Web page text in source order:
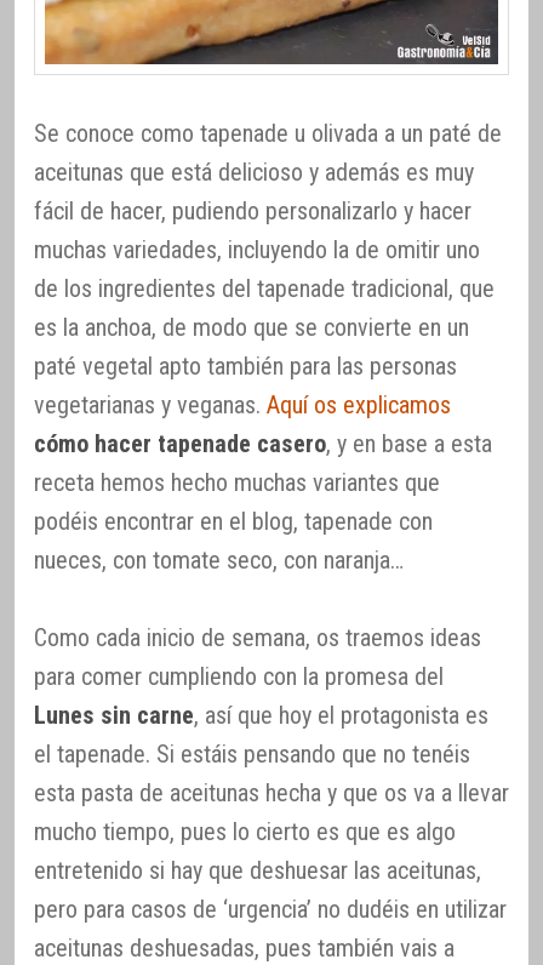
Se conoce como tapenade u olivada a un paté de
aceitunas que está delicioso y además es muy
fácil de hacer, pudiendo personalizarlo y hacer
muchas variedades, incluyendo la de omitir uno
de los ingredientes del tapenade tradicional, que
es la anchoa, de modo que se convierte en un
paté vegetal apto también para las personas
vegetarianas y veganas. Aquí os explicamos
cómo hacer tapenade casero, y en base a esta
receta hemos hecho muchas variantes que
podéis encontrar en el blog, tapenade con
nueces, con tomate seco, con naranja…
Como cada inicio de semana, os traemos ideas
para comer cumpliendo con la promesa del
Lunes sin carne, así que hoy el protagonista es
el tapenade. Si estáis pensando que no tenéis
esta pasta de aceitunas hecha y que os va a llevar
mucho tiempo, pues lo cierto es que es algo
entretenido si hay que deshuesar las aceitunas,
pero para casos de ‘urgencia’ no dudéis en utilizar
aceitunas deshuesadas, pues también vais a